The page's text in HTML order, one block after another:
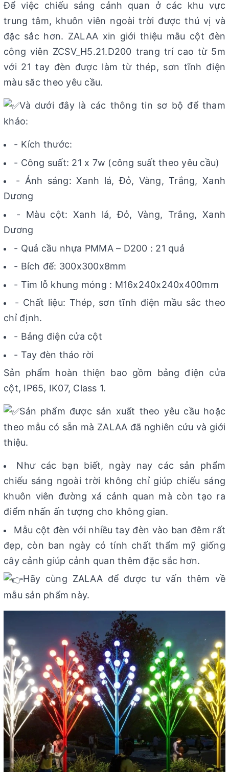
Để việc chiếu sáng cảnh quan ở các khu vực
trung tâm, khuôn viên ngoài trời được thú vị và
đặc sắc hơn. ZALAA xin giới thiệu mẫu cột đèn
công viên ZCSV_H5.21.D200 trang trí cao từ 5m
với 21 tay đèn được làm từ thép, sơn tĩnh điện
màu săc theo yêu cầu.
Và dưới đây là các thông tin sơ bộ để tham
khảo:
- Kích thước:
- Công suất: 21 x 7w (công suất theo yêu cầu)
- Ánh sáng: Xanh lá, Đỏ, Vàng, Trắng, Xanh
Dương
- Màu cột: Xanh lá, Đỏ, Vàng, Trắng, Xanh
Dương
- Quả cầu nhựa PMMA – D200 : 21 quả
- Bích đế: 300x300x8mm
- Tim lỗ khung móng : M16x240x240x400mm
- Chất liệu: Thép, sơn tĩnh điện mầu sắc theo
chỉ định.
- Bảng điện cửa cột
- Tay đèn tháo rời
Sản phẩm hoàn thiện bao gồm bảng điện cửa
cột, IP65, IK07, Class 1.
Sản phẩm được sản xuất theo yêu cầu hoặc
theo mẫu có sẵn mà ZALAA đã nghiên cứu và giới
thiệu.
Như các bạn biết, ngày nay các sản phẩm
chiếu sáng ngoài trời không chỉ giúp chiếu sáng
khuôn viên đường xá cảnh quan mà còn tạo ra
điểm nhấn ấn tượng cho không gian.
Mẫu cột đèn với nhiều tay đèn vào ban đêm rất
đẹp, còn ban ngày có tính chất thẩm mỹ giống
cây cảnh giúp cảnh quan thêm đặc sắc hơn.
Hãy cùng ZALAA để được tư vấn thêm về
mẫu sản phẩm này.